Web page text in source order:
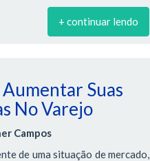
+ continuar lendo
Suas
No Varejo
Campos
de uma situação de mercado,